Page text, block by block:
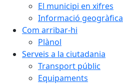
El municipi en xifres
Informació geogràfica
Com arribar-hi
Plànol
Serveis a la ciutadania
Transport públic
Equipaments